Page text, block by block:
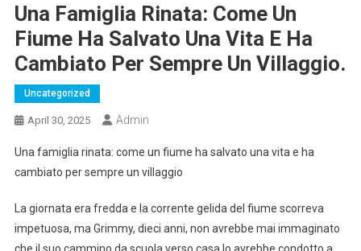
Una Famiglia Rinata: Come Un
Fiume Ha Salvato Una Vita E Ha
Cambiato Per Sempre Un Villaggio.
Uncategorized
April 30, 2025 Admin
Una famiglia rinata: come un fiume ha salvato una vita e ha
cambiato per sempre un villaggio
La giornata era fredda e la corrente gelida del fiume scorreva
impetuosa, ma Grimmy, dieci anni, non avrebbe mai immaginato